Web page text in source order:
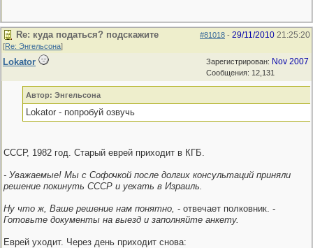
#81018 - 29/11/2010 21:25:20
Re: куда податься? подскажите
[Re: Энгельсона]
Зарегистрирован: Nov 2007
Сообщения: 12,131
Lokator
Автор: Энгельсона
Lokator - попробуй озвучь
СССР, 1982 год. Старый еврей приходит в КГБ.
- Уважаемые! Мы с Софочкой после долгих консультаций приняли
решение покинуть СССР и уехать в Израиль.
Ну что ж, Ваше решение нам понятно, - отвечает полковник. -
Готовьте документы на выезд и заполняйте анкету.
Еврей уходит. Через день приходит снова: